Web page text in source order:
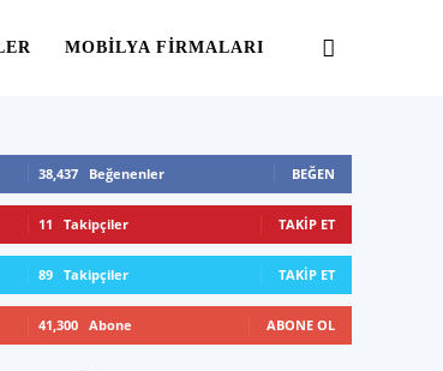
MOBILYA FIRMALARI
38,437 Beğenenler BEĞEN
11 Takipçiler TAKIP ET
89 Takipçiler TAKIP ET
41,300 Abone ABONE OL